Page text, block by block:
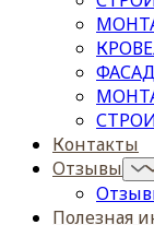
Контакты
Отзывы
Полезная